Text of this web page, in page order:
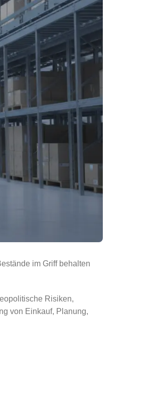
im Griff behalten
Risiken,
von Einkauf, Planung,